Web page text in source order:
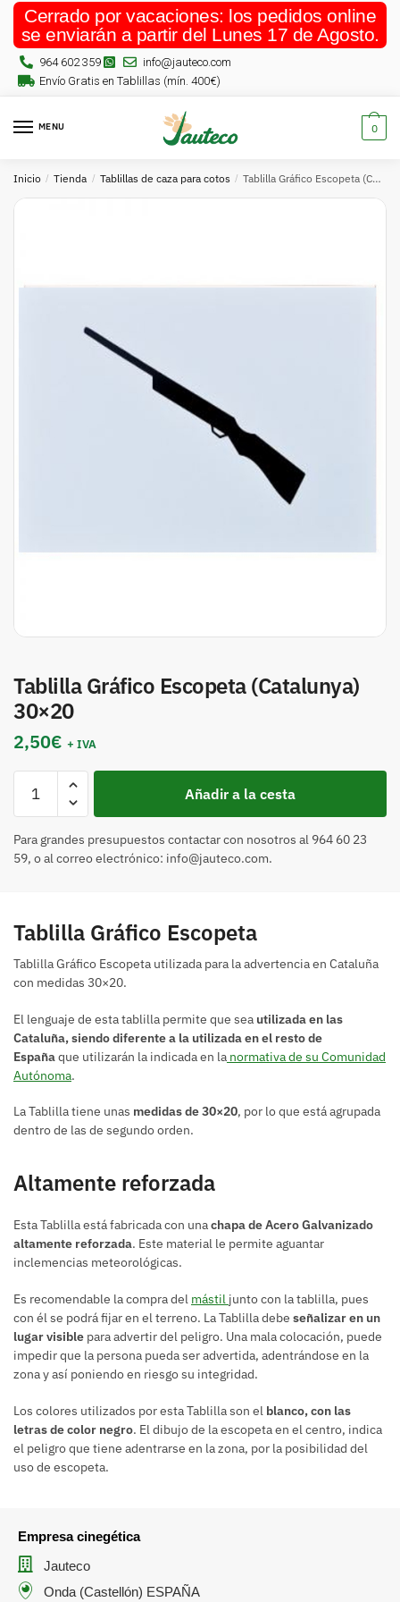
Cerrado por vacaciones: los pedidos online
se enviarán a partir del Lunes 17 de Agosto.
964 602 359
info@jauteco.com
Envío Gratis en Tablillas (mín. 400€)
MENU 0
Inicio / Tienda / Tablillas de caza para cotos / Tablilla Gráfico Escopeta (Catalunya) 30×20
Tablilla Gráfico Escopeta (Catalunya)
30×20
2,50€ + IVA
Añadir a la cesta
Para grandes presupuestos contactar con nosotros al 964 60 23
59, o al correo electrónico: info@jauteco.com.
Tablilla Gráfico Escopeta
Tablilla Gráfico Escopeta utilizada para la advertencia en Cataluña
con medidas 30×20.
El lenguaje de esta tablilla permite que sea utilizada en las
Cataluña, siendo diferente a la utilizada en el resto de
Españaque utilizarán la indicada en la normativa de su Comunidad
Autónoma.
La Tablilla tiene unas medidas de 30×20, por lo que está agrupada
dentro de las de segundo orden.
Altamente reforzada
Esta Tablilla está fabricada con unachapa de Acero Galvanizado
altamente reforzada. Este material le permite aguantar
inclemencias meteorológicas.
Es recomendable la compra del mástil junto con la tablilla, pues
con él se podrá fijar en el terreno. La Tablilla debe señalizar en un
lugar visible para advertir del peligro. Una mala colocación, puede
impedir que la persona pueda ser advertida, adentrándose en la
zona y así poniendo en riesgo su integridad.
Los colores utilizados por esta Tablilla son el blanco, con las
letras de color negro. El dibujo de la escopeta en el centro, indica
el peligro que tiene adentrarse en la zona, por la posibilidad del
uso de escopeta.
Empresa cinegética
Jauteco
Onda (Castellón) ESPAÑA